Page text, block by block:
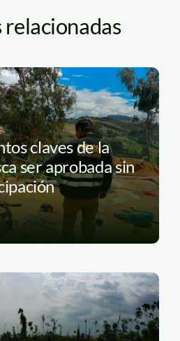
claves de la
ser aprobada sin